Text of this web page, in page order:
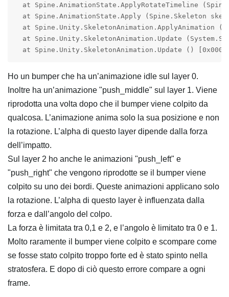
at Spine.AnimationState.ApplyRotateTimeline
at Spine.AnimationState.Apply (Spine.Skeleton
at Spine.Unity.SkeletonAnimation.ApplyAnimation
at Spine.Unity.SkeletonAnimation.Update
at Spine.Unity.SkeletonAnimation.Update ()
Ho un bumper che ha un’animazione idle sul layer 0.
Inoltre ha un’animazione "push_middle" sul layer 1. Viene
riprodotta una volta dopo che il bumper viene colpito da
qualcosa. L’animazione anima solo la sua posizione e non
la rotazione. L’alpha di questo layer dipende dalla forza
dell’impatto.
Sul layer 2 ho anche le animazioni "push_left" e
"push_right" che vengono riprodotte se il bumper viene
colpito su uno dei bordi. Queste animazioni applicano solo
la rotazione. L’alpha di questo layer è influenzata dalla
forza e dall’angolo del colpo.
La forza è limitata tra 0,1 e 2, e l’angolo è limitato tra 0 e 1.
Molto raramente il bumper viene colpito e scompare come
se fosse stato colpito troppo forte ed è stato spinto nella
stratosfera. E dopo di ciò questo errore compare a ogni
frame.